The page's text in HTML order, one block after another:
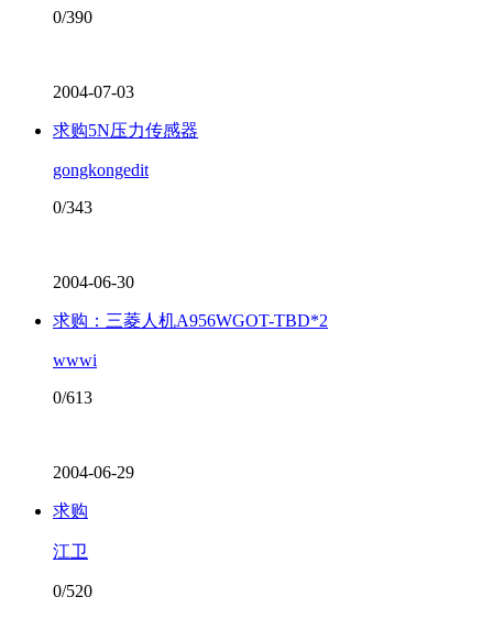
0/390
2004-07-03
求购5N压力传感器
gongkongedit
0/343
2004-06-30
求购：三菱人机A956WGOT-TBD*2
wwwi
0/613
2004-06-29
求购
江卫
0/520